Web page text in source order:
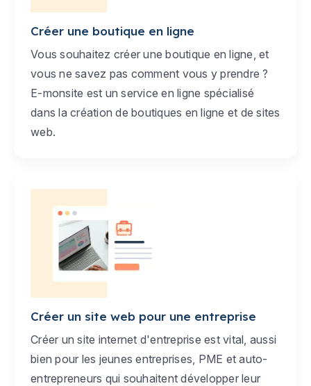
Créer une boutique en ligne
Vous souhaitez créer une boutique en ligne, et
vous ne savez pas comment vous y prendre ?
E-monsite est un service en ligne spécialisé
dans la création de boutiques en ligne et de sites
web.
Créer un site web pour une entreprise
Créer un site internet d'entreprise est vital, aussi
bien pour les jeunes entreprises, PME et auto-
entrepreneurs qui souhaitent développer leur